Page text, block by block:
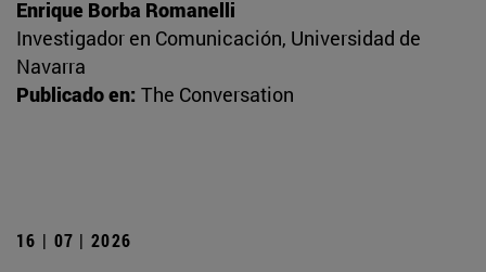
Enrique Borba Romanelli
Investigador en Comunicación, Universidad de
Navarra
Publicado en: The Conversation
16 | 07 | 2026